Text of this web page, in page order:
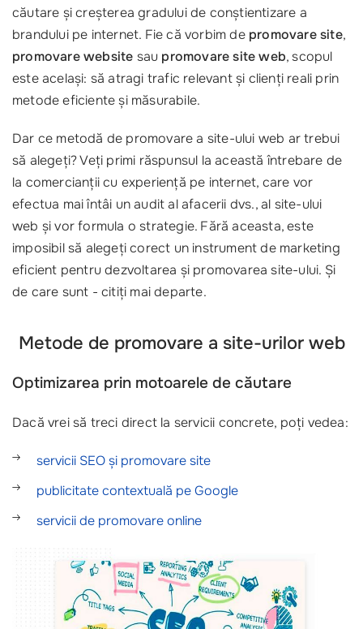
căutare și creșterea gradului de conștientizare a
brandului pe internet. Fie că vorbim de promovare site,
promovare website sau promovare site web, scopul
este același: să atragi trafic relevant și clienți reali prin
metode eficiente și măsurabile.
Dar ce metodă de promovare a site-ului web ar trebui
să alegeți? Veți primi răspunsul la această întrebare de
la comercianții cu experiență pe internet, care vor
efectua mai întâi un audit al afacerii dvs., al site-ului
web și vor formula o strategie. Fără aceasta, este
imposibil să alegeți corect un instrument de marketing
eficient pentru dezvoltarea și promovarea site-ului. Și
de care sunt - citiți mai departe.
Metode de promovare a site-urilor web
Optimizarea prin motoarele de căutare
Dacă vrei să treci direct la servicii concrete, poți vedea:
servicii SEO și promovare site
publicitate contextuală pe Google
servicii de promovare online